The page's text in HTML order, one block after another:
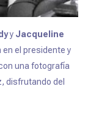
y Jacqueline
el presidente y
una fotografía
disfrutando del